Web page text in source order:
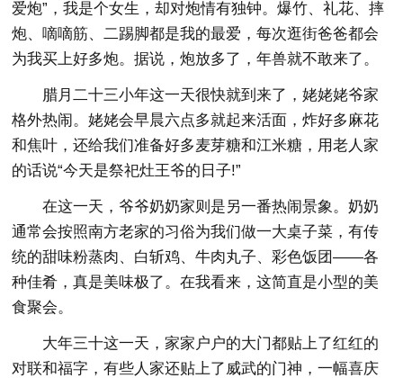
爱炮”，我是个女生，却对炮情有独钟。爆竹、礼花、摔
炮、嘀嘀筋、二踢脚都是我的最爱，每次逛街爸爸都会
为我买上好多炮。据说，炮放多了，年兽就不敢来了。
腊月二十三小年这一天很快就到来了，姥姥姥爷家
格外热闹。姥姥会早晨六点多就起来活面，炸好多麻花
和焦叶，还给我们准备好多麦芽糖和江米糖，用老人家
的话说“今天是祭祀灶王爷的日子!”
在这一天，爷爷奶奶家则是另一番热闹景象。奶奶
通常会按照南方老家的习俗为我们做一大桌子菜，有传
统的甜味粉蒸肉、白斩鸡、牛肉丸子、彩色饭团——各
种佳肴，真是美味极了。在我看来，这简直是小型的美
食聚会。
大年三十这一天，家家户户的大门都贴上了红红的
对联和福字，有些人家还贴上了威武的门神，一幅喜庆